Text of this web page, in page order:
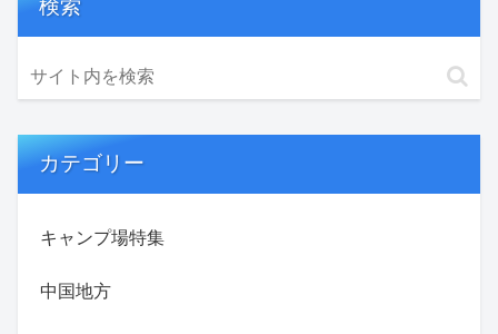
検索
カテゴリー
キャンプ場特集
中国地方